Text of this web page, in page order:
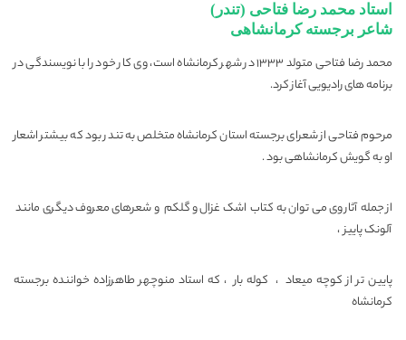
استاد محمد رضا فتاحی (تندر)
شاعر برجسته کرمانشاهی
محمد رضا فتاحی متولد ۱۳۳۳ در شهر کرمانشاه است، وی کار خود را با نویسندگی در
برنامه های رادیویی آغاز کرد.
مرحوم فتاحی از شعرای برجسته استان کرمانشاه متخلص به تندر بود که بیشتر اشعار
او به گویش کرمانشاهی بود .
از جمله آثار وی می توان به کتاب اشک غزال و گلکم و شعرهای معروف دیگری مانند
آلونک پاییز ،
پایین تر از کوچه میعاد ، کوله بار ، که استاد منوچهر طاهرزاده خواننده برجسته
کرمانشاه